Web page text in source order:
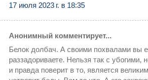
17 июля 2023 г. в 18:35
Анонимный комментирует...
Белок долбач. А своими похвалами вы
раззадориваете. Нельзя так с убогими,
и правда поверит в то, является